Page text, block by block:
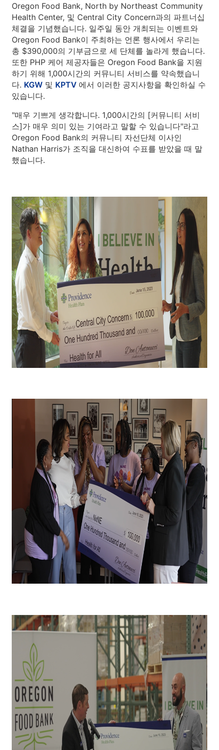
Oregon Food Bank, North by Northeast Community
Health Center, 및 Central City Concern과의 파트너십
체결을 기념했습니다. 일주일 동안 개최되는 이벤트와
Oregon Food Bank이 주최하는 언론 행사에서 우리는
총 $390,000의 기부금으로 세 단체를 놀라게 했습니다.
또한 PHP 케어 제공자들은 Oregon Food Bank을 지원
하기 위해 1,000시간의 커뮤니티 서비스를 약속했습니
다. KGW 및 KPTV 에서 이러한 공지사항을 확인하실 수
있습니다.
"매우 기쁘게 생각합니다. 1,000시간의 [커뮤니티 서비
스]가 매우 의미 있는 기여라고 말할 수 있습니다"라고
Oregon Food Bank의 커뮤니티 자선단체 이사인
Nathan Harris가 조직을 대신하여 수표를 받았을 때 말
했습니다.